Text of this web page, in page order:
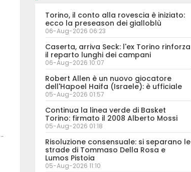
Torino, il conto alla rovescia è iniziato:
ecco la preseason dei gialloblù
06-Aug-2026 06:23
Caserta, arriva Seck: l'ex Torino rinforza
il reparto lunghi dei campani
06-Aug-2026 10:07
Robert Allen è un nuovo giocatore
dell'Hapoel Haifa (Israele): è ufficiale
05-Aug-2026 01:57
Continua la linea verde di Basket
Torino: firmato il 2008 Alberto Mossi
05-Aug-2026 01:18
Risoluzione consensuale: si separano le
strade di Tommaso Della Rosa e
Lumos Pistoia
05-Aug-2026 11:10